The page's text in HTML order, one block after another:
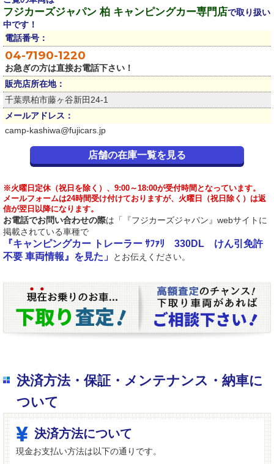
フジカーズジャパン 柏 キャンピングカー専門店で取り扱い
中です！
電話番号：
04-7190-1220
お急ぎの方は直接お電話下さい！
販売店所在地：
千葉県柏市藤ヶ谷新田24-1
メールアドレス：
camp-kashiwa@fujicars.jp
店舗の在庫一覧を見る
※火曜日定休（祝日を除く）、9:00～18:00が受付時間となっています。
メールフォームは24時間受け付けておりますが、火曜日（祝日除く）は返
信が翌日以降になります。
お電話でお問い合わせの際は「『フジカーズジャパン』webサイトに
掲載されている車種で
『キャンピングカー トレーラー ｻﾌｧﾘ 330DL けん引免許
不要 車両情報』を見た」
とお伝えください。
決済方法・保証・メンテナンス・納車に
ついて
決済方法について
現金お支払い方法は以下の通りです。